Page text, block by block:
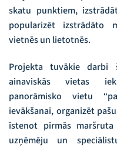
skatu punktiem,
popularizēt izstrādāto
vietnēs un lietotnēs.
Projekta tuvākie darbi
ainaviskās vietas
panorāmisko vietu
ievākšanai, organizēt
īstenot pirmās
uzņēmēju un